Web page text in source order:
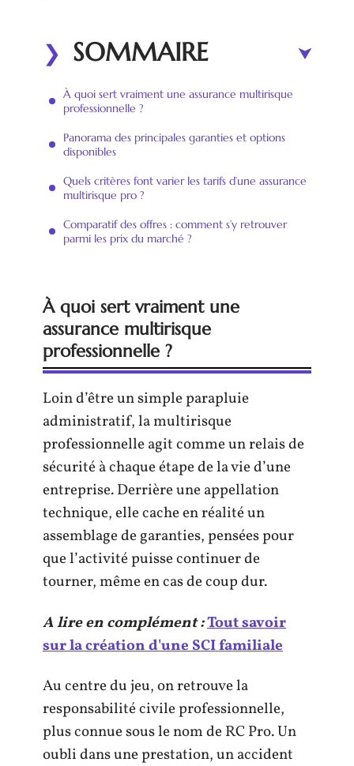
SOMMAIRE
À quoi sert vraiment une assurance multirisque
professionnelle ?
Panorama des principales garanties et options
disponibles
Quels critères font varier les tarifs d’une assurance
multirisque pro ?
Comparatif des offres : comment s’y retrouver
parmi les prix du marché ?
À quoi sert vraiment une
assurance multirisque
professionnelle ?
Loin d’être un simple parapluie
administratif, la multirisque
professionnelle agit comme un relais de
sécurité à chaque étape de la vie d’une
entreprise. Derrière une appellation
technique, elle cache en réalité un
assemblage de garanties, pensées pour
que l’activité puisse continuer de
tourner, même en cas de coup dur.
A lire en complément :Tout savoir
sur la création d'une SCI familiale
Au centre du jeu, on retrouve la
responsabilité civile professionnelle,
plus connue sous le nom de RC Pro. Un
oubli dans une prestation, un accident